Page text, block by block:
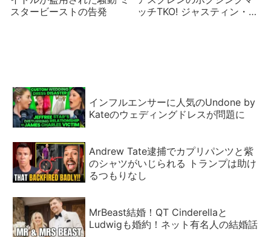
スタービーストの告発
ッチTKO! ジャスティン・
インフルエンサーに人気のUndone by
Kateのウェディングドレスが問題に
Andrew Tate逮捕でカプリパンツと紫
のシャツがいじられる トランプは助け
るつもりなし
MrBeast結婚！QT Cinderellaと
Ludwigも婚約！ネット有名人の結婚話